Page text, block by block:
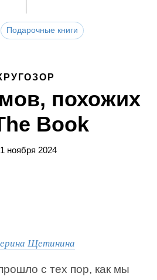
Подарочные книги
похожих
Book
ноября 2024
Щетинина
с тех пор, как мы